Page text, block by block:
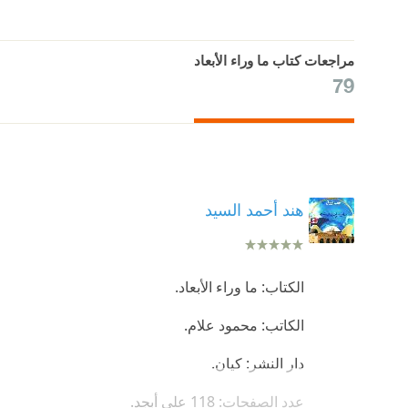
مراجعات كتاب ما وراء الأبعاد
79
هند أحمد السيد
الكتاب: ما وراء الأبعاد.
الكاتب: محمود علام.
دار النشر: كيان.
عدد الصفحات: 118 على أبجد.